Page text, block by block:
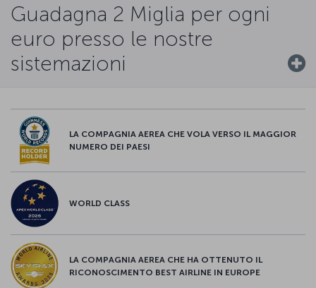
Guadagna 2 Miglia per ogni
euro presso le nostre
sistemazioni
LA COMPAGNIA AEREA CHE VOLA VERSO IL MAGGIOR
NUMERO DEI PAESI
WORLD CLASS
LA COMPAGNIA AEREA CHE HA OTTENUTO IL
RICONOSCIMENTO BEST AIRLINE IN EUROPE